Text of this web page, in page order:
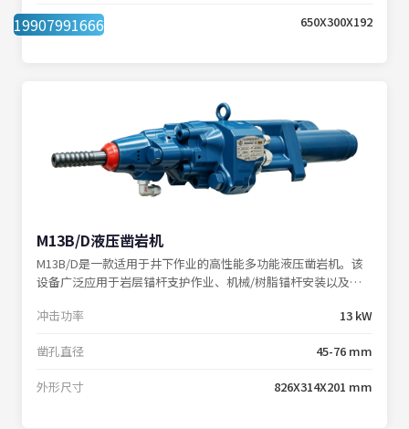
19907991666
外形尺寸 650X300X192
M13B/D液压凿岩机
M13B/D是一款适用于井下作业的高性能多功能液压凿岩机。该
设备广泛应用于岩层锚杆支护作业、机械/树脂锚杆安装以及掘
类工程项目的严苛要求。
冲击功率 13 kW
凿孔直径 45-76 mm
外形尺寸 826X314X201 mm